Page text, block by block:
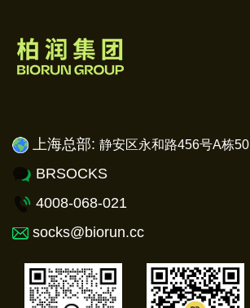
上海总部: 静安区永和路456号A栋
BRSOCKS
4008-068-021
socks@biorun.cc